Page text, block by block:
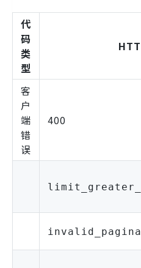
代
码
类
型
客
户
端
错
误
400